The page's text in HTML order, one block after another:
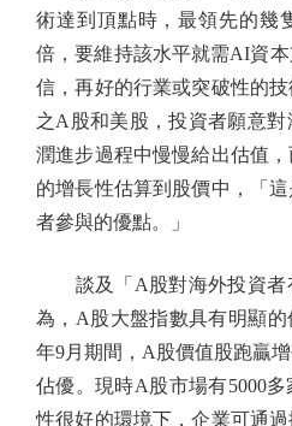
術達到頂點時，最領先的幾
倍，要維持該水平就需AI資
信，再好的行業或突破性的
之A股和美股，投資者願意對
潤進步過程中慢慢給出估值
的增長性估算到股價中，「
者參與的優點。」
談及「A股對海外投資者
為，A股大盤指數具有明顯的
年9月期間，A股價值股跑贏
佔優。現時A股市場有5000
性很好的環境下，企業可通